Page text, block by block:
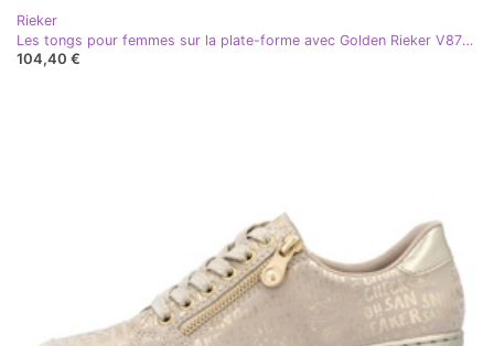
Rieker
Les tongs pour femmes sur la plate-forme avec Golden Rieker V8763-60 doré
104,40 €